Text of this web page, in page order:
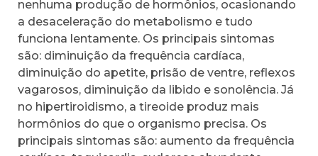
nenhuma produção de hormônios, ocasionando
a desaceleração do metabolismo e tudo
funciona lentamente. Os principais sintomas
são: diminuição da frequência cardíaca,
diminuição do apetite, prisão de ventre, reflexos
vagarosos, diminuição da libido e sonolência. Já
no hipertiroidismo, a tireoide produz mais
hormônios do que o organismo precisa. Os
principais sintomas são: aumento da frequência